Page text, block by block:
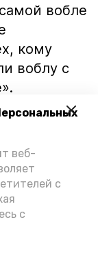
веб-
с
с
вобле
кому
воблу с